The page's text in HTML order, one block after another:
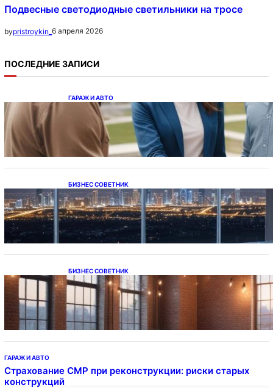
Подвесные светодиодные светильники на тросе
bypristroykin_ 6 апреля 2026
ПОСЛЕДНИЕ ЗАПИСИ
ГАРАЖ И АВТО
Ипотека на новостройки при оформлении
напрямую у застройщика
БИЗНЕС СОВЕТНИК
Каталог светодиодных светильников и
LED-освещения в Казахстане
БИЗНЕС СОВЕТНИК
Подвесные светодиодные светильники на
ГАРАЖ И АВТО
Страхование СМР при реконструкции: риски старых
конструкций